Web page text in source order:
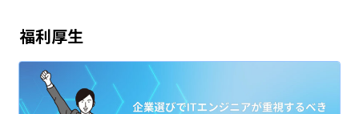
福利厚生